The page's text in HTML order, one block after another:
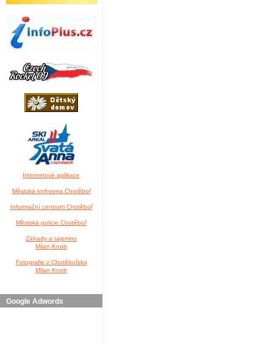
Internetové aplikace
Městská knihovna Chotěboř
Informační centrum Chotěboř
Městská policie Chotěboř
Záhady a tajemno
Milan Knob
Fotografie z Chotěbořska
Milan Knob
Google Adwords